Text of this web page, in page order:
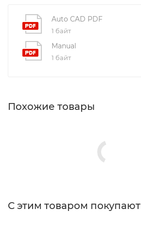
Auto CAD PDF
1 байт
Manual
1 байт
Похожие товары
С этим товаром покупают